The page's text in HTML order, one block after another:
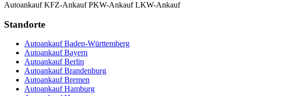
Autoankauf KFZ-Ankauf PKW-Ankauf LKW-Ankauf
Standorte
Autoankauf Baden-Württemberg
Autoankauf Bayern
Autoankauf Berlin
Autoankauf Brandenburg
Autoankauf Bremen
Autoankauf Hamburg